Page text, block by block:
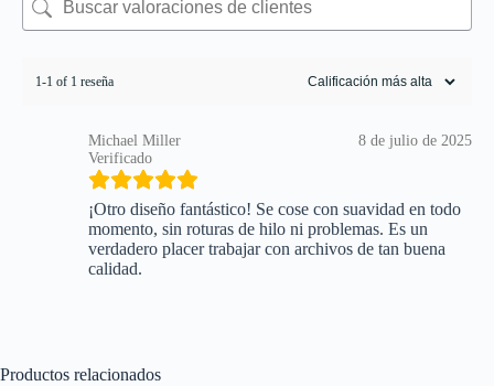
1-1 of 1 reseña
Michael Miller
Verificado
8 de julio de 2025
¡Otro diseño fantástico! Se cose con suavidad en todo
momento, sin roturas de hilo ni problemas. Es un
verdadero placer trabajar con archivos de tan buena
calidad.
Productos relacionados